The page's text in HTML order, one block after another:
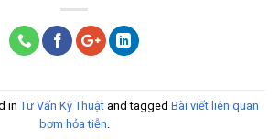
in Tư Vấn Kỹ Thuật and tagged Bài viết liên quan
bơm hỏa tiễn